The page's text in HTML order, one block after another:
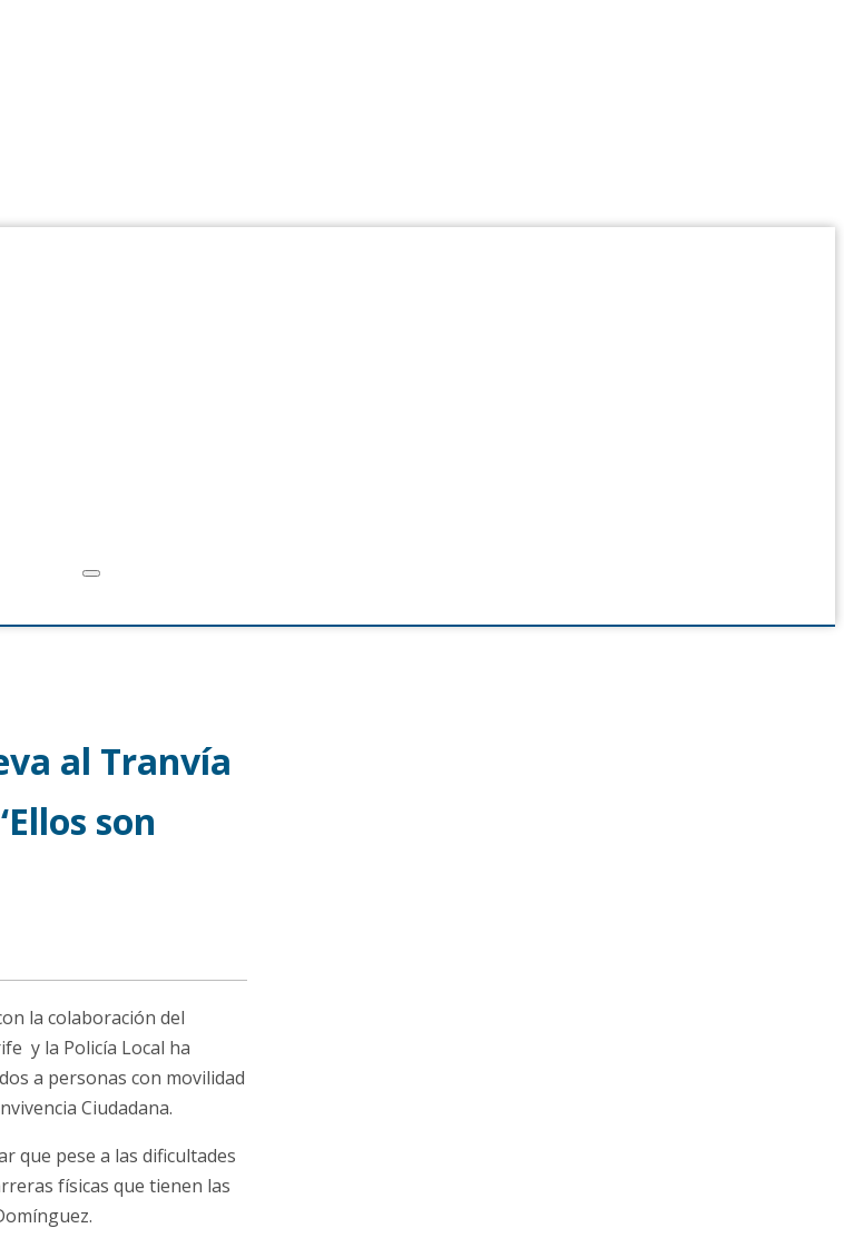
al Tranvía
son
la colaboración del
y la Policía Local ha
a personas con movilidad
Ciudadana.
que pese a las dificultades
físicas que tienen las